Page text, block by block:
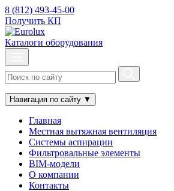
8 (812) 493-45-00
Получить КП
Каталоги оборудования
Навигация по сайту ▼
Главная
Местная вытяжная вентиляция
Системы аспирации
Фильтровальные элементы
BIM-модели
О компании
Контакты